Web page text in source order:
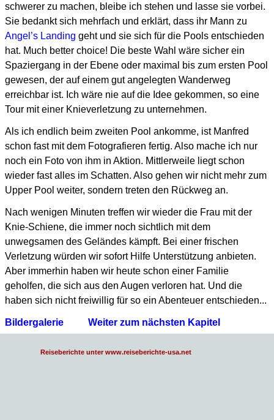
schwerer zu machen, bleibe ich stehen und lasse sie vorbei.
Sie bedankt sich mehrfach und erklärt, dass ihr Mann zu
Angel’s Landing geht und sie sich für die Pools entschieden
hat. Much better choice! Die beste Wahl wäre sicher ein
Spaziergang in der Ebene oder maximal bis zum ersten Pool
gewesen, der auf einem gut angelegten Wanderweg
erreichbar ist. Ich wäre nie auf die Idee gekommen, so eine
Tour mit einer Knieverletzung zu unternehmen.
Als ich endlich beim zweiten Pool ankomme, ist Manfred
schon fast mit dem Fotografieren fertig. Also mache ich nur
noch ein Foto von ihm in Aktion. Mittlerweile liegt schon
wieder fast alles im Schatten. Also gehen wir nicht mehr zum
Upper Pool weiter, sondern treten den Rückweg an.
Nach wenigen Minuten treffen wir wieder die Frau mit der
Knie-Schiene, die immer noch sichtlich mit dem
unwegsamen des Geländes kämpft. Bei einer frischen
Verletzung würden wir sofort Hilfe Unterstützung anbieten.
Aber immerhin haben wir heute schon einer Familie
geholfen, die sich aus den Augen verloren hat. Und die
haben sich nicht freiwillig für so ein Abenteuer entschieden...
Bildergalerie Weiter zum nächsten Kapitel
Reiseberichte unter www.reiseberichte-usa.net